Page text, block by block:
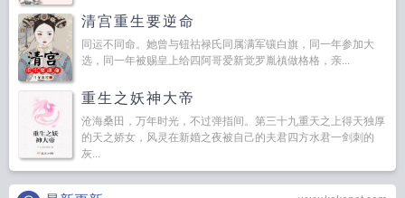
清宫重生要逆命
同运不同命。她曾与钮祜禄氏同属满军镶白旗，同一年参加大
选，同一年被赐皇上给四阿哥爱新觉罗胤禛做格格，亲...
重生之妖神大帝
沧海桑田，万年时光，不过弹指间。第三十九重天之上得天独厚
的天之娇女，风灵在新婚之夜被自己的夫君四方水君一剑刺的
灰...